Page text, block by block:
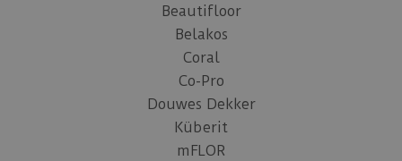
Beautifloor
Belakos
Coral
Co-Pro
Douwes Dekker
Küberit
mFLOR